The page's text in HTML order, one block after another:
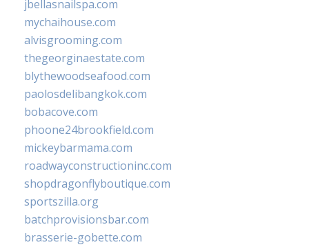
jbellasnailspa.com
mychaihouse.com
alvisgrooming.com
thegeorginaestate.com
blythewoodseafood.com
paolosdelibangkok.com
bobacove.com
phoone24brookfield.com
mickeybarmama.com
roadwayconstructioninc.com
shopdragonflyboutique.com
sportszilla.org
batchprovisionsbar.com
brasserie-gobette.com